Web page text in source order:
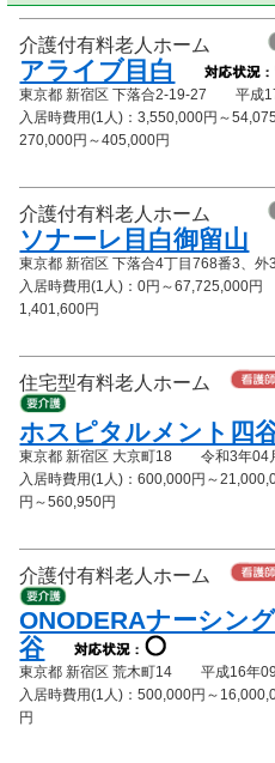
介護付有料老人ホーム
アライブ目白
東京都 新宿区 下落合2-19-27 平成
入居時費用(1人)：3,550,000円～
270,000円～405,000円
介護付有料老人ホーム
ソナーレ目白御留山
東京都 新宿区 下落合4丁目768番3
入居時費用(1人)：0円～67,725,000
1,401,600円
住宅型有料老人ホーム
ホスピタルメント四
東京都 新宿区 大京町18 令和3年04
入居時費用(1人)：600,000円～
円～560,950円
介護付有料老人ホーム
ONODERAナーシン
谷
東京都 新宿区 荒木町14 平成16年
入居時費用(1人)：500,000円～
円